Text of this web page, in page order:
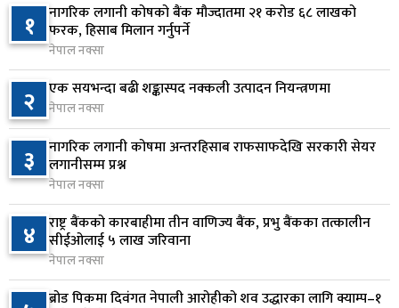
६
आज बस्ने भनिएको राष्ट्रिय सभाको बैठक बुधबारका लागि
सर्‍यो
८ घण्टा अघि
७
वीरगञ्जमा ट्यांकरको सिल खोलेर तेल निकाल्ने सात जना
रंगेहात पक्राउ
८ घण्टा अघि
८
जन्मसिद्ध नागरिकता कडा बनाउने ट्रम्पको नयाँ प्रयास, दुई
कार्यकारी आदेश जारी
८ घण्टा अघि
राप्रपाको निर्णय: बागमती प्रदेश सरकारमा सहभागी नहुने
१ नागरिक लगानी कोषको बैंक मौज्दातमा २१ करोड ६८ लाखको
फरक, हिसाब मिलान गर्नुपर्ने
नेपाल नक्सा
२ एक सयभन्दा बढी शङ्कास्पद नक्कली उत्पादन नियन्त्रणमा
नेपाल नक्सा
३ नागरिक लगानी कोषमा अन्तरहिसाब राफसाफदेखि सरकारी सेयर
लगानीसम्म प्रश्न
नेपाल नक्सा
४ राष्ट्र बैंकको कारबाहीमा तीन वाणिज्य बैंक, प्रभु बैंकका तत्कालीन
सीईओलाई ५ लाख जरिवाना
नेपाल नक्सा
ब्रोड पिकमा दिवंगत नेपाली आरोहीको शव उद्धारका लागि क्याम्प–१